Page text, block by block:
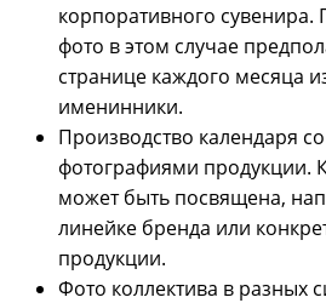
корпоративного сувенира.
фото в этом случае
странице каждого месяца
именинники.
Производство календаря
фотографиями продукции.
может быть посвящена,
линейке бренда или
продукции.
Фото коллектива в разных